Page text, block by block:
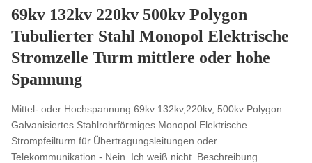
69kv 132kv 220kv 500kv Polygon
Tubulierter Stahl Monopol Elektrische
Stromzelle Turm mittlere oder hohe
Spannung
Mittel- oder Hochspannung 69kv 132kv,220kv, 500kv Polygon
Galvanisiertes Stahlrohrförmiges Monopol Elektrische
Strompfeilturm für Übertragungsleitungen oder
Telekommunikation - Nein. Ich weiß nicht. Beschreibung